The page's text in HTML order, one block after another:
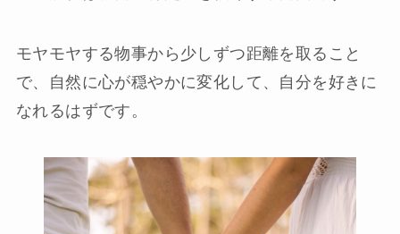
モヤモヤする物事から少しずつ距離を取ること
で、自然に心が穏やかに変化して、自分を好きに
なれるはずです。